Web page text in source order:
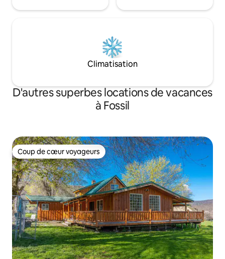
Climatisation
D'autres superbes locations de vacances
à Fossil
Coup de cœur voyageurs
Coup de cœur voyageurs